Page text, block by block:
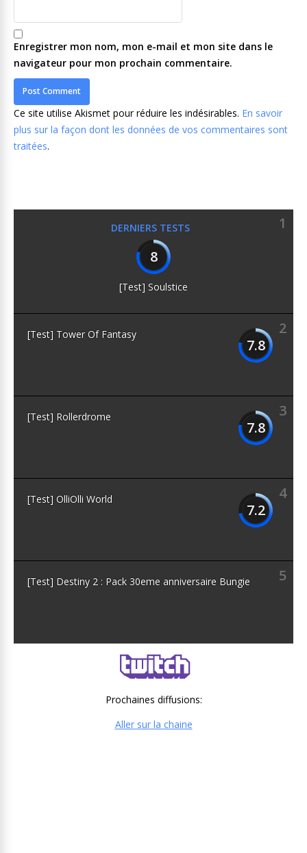
Enregistrer mon nom, mon e-mail et mon site dans le
navigateur pour mon prochain commentaire.
Ce site utilise Akismet pour réduire les indésirables. En savoir
plus sur la façon dont les données de vos commentaires sont
traitées.
DERNIERS TESTS
1
8
[Test] Soulstice
2
7.8
[Test] Tower Of Fantasy
3
7.8
[Test] Rollerdrome
4
7.2
[Test] OlliOlli World
5
[Test] Destiny 2 : Pack 30eme anniversaire Bungie
Prochaines diffusions:
Aller sur la chaine